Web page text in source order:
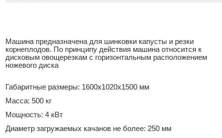
Машина предназначена для шинковки капусты и резки
корнеплодов. По принципу действия машина относится к
дисковым овощерезкам с горизонтальным расположением
ножевого диска
Габаритные размеры: 1600x1020x1500 мм
Масса: 500 кг
Мощность: 4 кВт
Диаметр загружаемых качанов не более: 250 мм